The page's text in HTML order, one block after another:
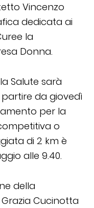
Vincenzo
dedicata ai
la
Donna.
Salute sarà
da giovedì
per la
o
di 2 km è
alle 9.40.
della
Cucinotta